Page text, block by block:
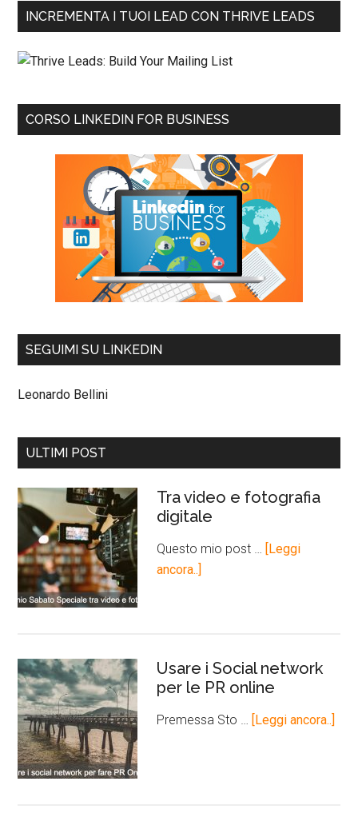
INCREMENTA I TUOI LEAD CON THRIVE LEADS
CORSO LINKEDIN FOR BUSINESS
SEGUIMI SU LINKEDIN
Leonardo Bellini
ULTIMI POST
Tra video e fotografia
digitale
Questo mio post …
[Leggi
ancora..]
Usare i Social network
per le PR online
Premessa Sto … [Leggi ancora..]